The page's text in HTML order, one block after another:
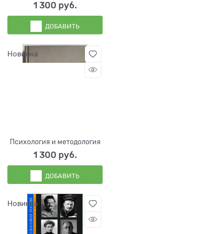
1 300 руб.
ДОБАВИТЬ
Новинка
Психология и методология
1 300 руб.
ДОБАВИТЬ
Новинка